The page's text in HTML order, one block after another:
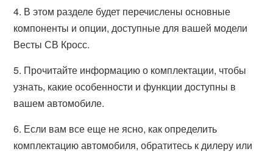
4. В этом разделе будет перечислены основные
компоненты и опции, доступные для вашей модели
Весты СВ Кросс.
5. Прочитайте информацию о комплектации, чтобы
узнать, какие особенности и функции доступны в
вашем автомобиле.
6. Если вам все еще не ясно, как определить
комплектацию автомобиля, обратитесь к дилеру или